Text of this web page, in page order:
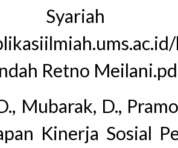
Retno
Mubarak, D.,
Kinerja Sosial